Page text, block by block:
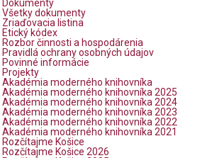
Dokumenty
Všetky dokumenty
Zriaďovacia listina
Etický kódex
Rozbor činnosti a hospodárenia
Pravidlá ochrany osobných údajov
Povinné informácie
Projekty
Akadémia moderného knihovníka
Akadémia moderného knihovníka 2025
Akadémia moderného knihovníka 2024
Akadémia moderného knihovníka 2023
Akadémia moderného knihovníka 2022
Akadémia moderného knihovníka 2021
Rozčítajme Košice
Rozčítajme Košice 2026